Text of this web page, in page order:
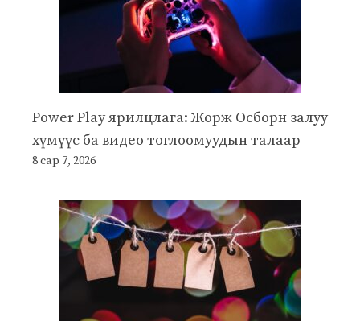
Power Play ярилцлага: Жорж Осборн залуу
хүмүүс ба видео тоглоомуудын талаар
8 сар 7, 2026